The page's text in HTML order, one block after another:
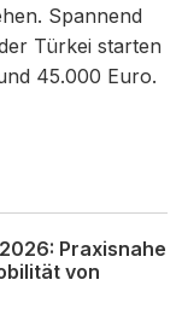
Spannend
Türkei starten
45.000 Euro.
Praxisnahe
von